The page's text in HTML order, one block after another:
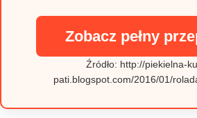
Zobacz pełny
Źródło: http://piekielna-
pati.blogspot.com/2016/01/